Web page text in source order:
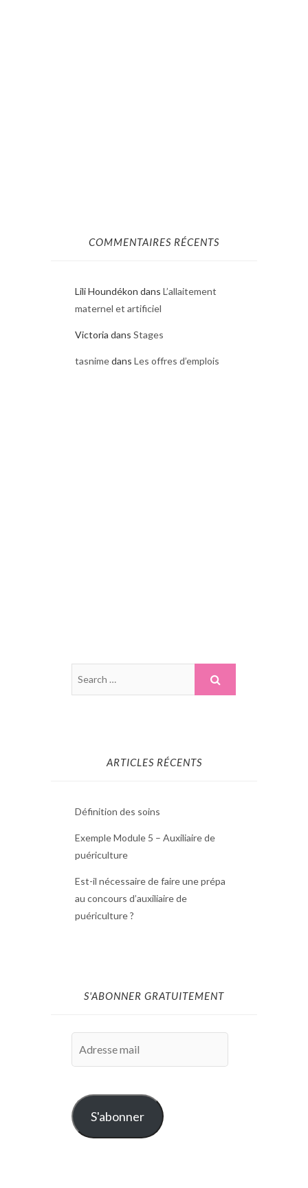
COMMENTAIRES RÉCENTS
Lili Houndékon dans L’allaitement
maternel et artificiel
Victoria dans Stages
tasnimedans Les offres d’emplois
ARTICLES RÉCENTS
Définition des soins
Exemple Module 5 – Auxiliaire de
puériculture
Est-il nécessaire de faire une prépa
au concours d’auxiliaire de
puériculture ?
S'ABONNER GRATUITEMENT
S'abonner